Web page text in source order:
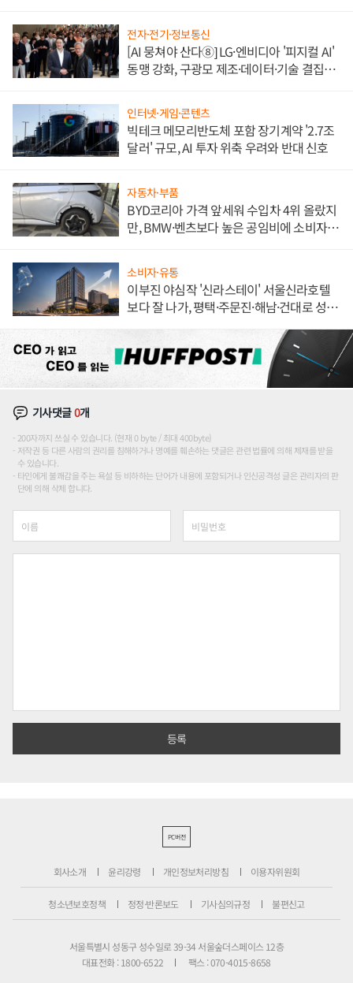
전자·전기·정보통신
[AI 뭉쳐야 산다⑧] LG·엔비디아 '피지컬 AI'
동맹 강화, 구광모 제조·데이터·기술 결집
인터넷·게임·콘텐츠
빅테크 메모리반도체 포함 장기계약 '2.7조
달러' 규모, AI 투자 위축 우려와 반대 신호
자동차·부품
BYD코리아 가격 앞세워 수입차 4위 올랐지
만, BMW·벤츠보다 높은 공임비에 소비자
소비자·유통
이부진 야심작 '신라스테이' 서울신라호텔
보다 잘 나가, 평택·주문진·해남·건대로 성
기사댓글0개
200자까지 쓰실 수 있습니다. (현재 0 byte / 최대 400byte)
저작권 등 다른 사람의 권리를 침해하거나 명예를 훼손하는 댓글은 관련 법률에 의해 제재를 받을
수 있습니다.
타인에게 불쾌감을 주는 욕설 등 비하하는 단어가 내용에 포함되거나 인신공격성 글은 관리자의 판
단에 의해 삭제 합니다.
PC버전
회사소개 윤리강령 개인정보처리방침 이용자위원회
청소년보호정책 정정·반론보도 기사심의규정 불편신고
서울특별시 성동구 성수일로 39-34 서울숲더스페이스 12층
대표전화 : 1800-6522
팩스 : 070-4015-8658